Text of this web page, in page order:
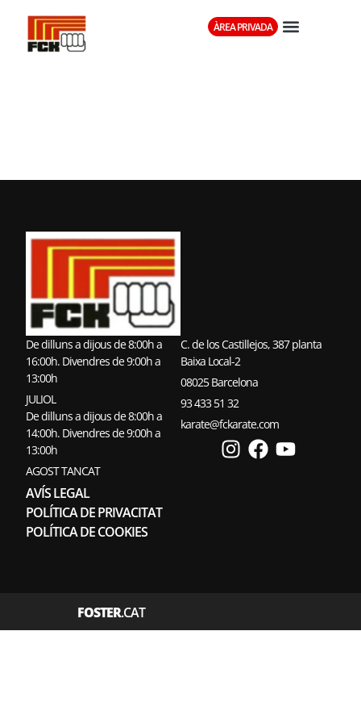
ÀREA PRIVADA
De dilluns a dijous de 8:00h a
16:00h. Divendres de 9:00h a
13:00h
JULIOL
De dilluns a dijous de 8:00h a
14:00h. Divendres de 9:00h a
13:00h
AGOST TANCAT
AVÍS LEGAL
POLÍTICA DE PRIVACITAT
POLÍTICA DE COOKIES
C. de los Castillejos, 387 planta
Baixa Local-2
08025 Barcelona
93 433 51 32
karate@fckarate.com
FOSTER.CAT